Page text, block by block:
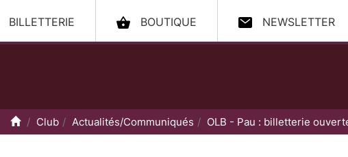
BILLETTERIE BOUTIQUE NEWSLETTER
Accueil
Club Actualités/Communiqués OLB - Pau : billetterie